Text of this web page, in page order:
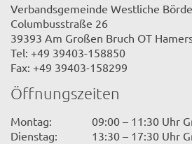
Verbandsgemeinde Westliche Börde
Columbusstraße 26
39393 Am Großen Bruch OT
Tel: +49 39403-158850
Fax: +49 39403-158299
Öffnungszeiten
Montag:
09:00 – 11:30 Uhr
Dienstag:
13:30 – 17:30 Uhr